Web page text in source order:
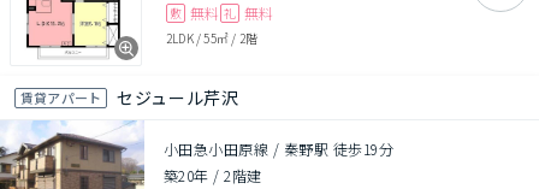
敷 無料 礼 無料
2LDK/55㎡ / 2階
賃貸アパート セジュール芹沢
小田急小田原線 / 秦野駅 徒歩19分
築20年 /2階建